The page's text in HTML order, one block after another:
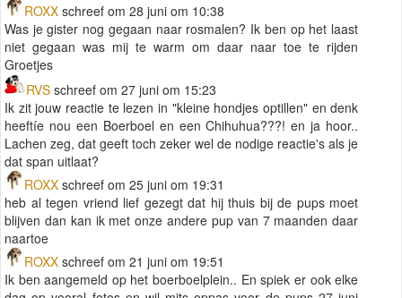
ROXX schreef om 28 juni om 10:38
Was je gister nog gegaan naar rosmalen? Ik ben op het laast
niet gegaan was mij te warm om daar naar toe te rijden
Groetjes
RVS schreef om 27 juni om 15:23
Ik zit jouw reactie te lezen in "kleine hondjes optillen" en denk
heeftíe nou een Boerboel en een Chihuhua???! en ja hoor..
Lachen zeg, dat geeft toch zeker wel de nodige reactie's als je
dat span uitlaat?
ROXX schreef om 25 juni om 19:31
heb al tegen vriend lief gezegt dat hij thuis bij de pups moet
blijven dan kan ik met onze andere pup van 7 maanden daar
naartoe
ROXX schreef om 21 juni om 19:51
Ik ben aangemeld op het boerboelplein.. En spiek er ook elke